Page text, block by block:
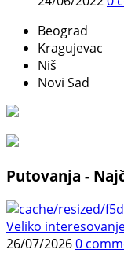
Beograd
Kragujevac
Niš
Novi Sad
Putovanja -
Veliko
26/07/20260